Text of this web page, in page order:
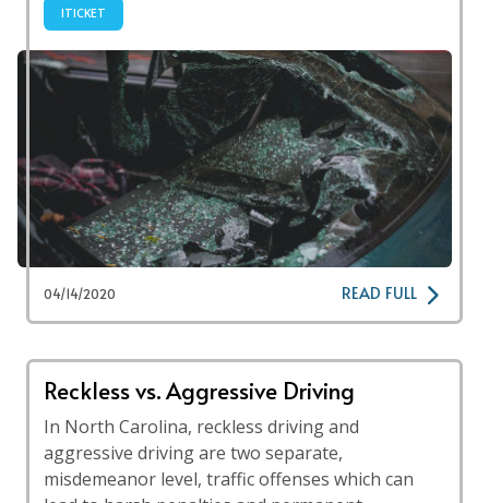
ITICKET
04/14/2020 READ FULL
Reckless vs. Aggressive Driving
In North Carolina, reckless driving and
aggressive driving are two separate,
misdemeanor level, traffic offenses which can